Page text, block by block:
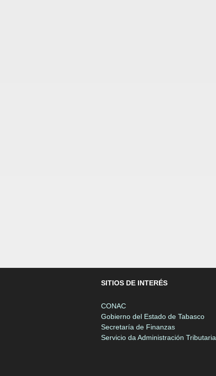
SITIOS DE INTERÉS
CONAC
Gobierno del Estado de Tabasco
Secretaría de Finanzas
Servicio da Administración Tributaria